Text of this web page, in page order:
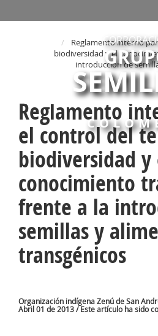
Reglamento interno
biodiversidad y el
introducción de
Reglamento
el control del
biodiversidad y
conocimiento
frente a la
semillas y
transgénicos
Organización indígena Zenú de San
Abril 01 de 2013 / Este artículo ha sido